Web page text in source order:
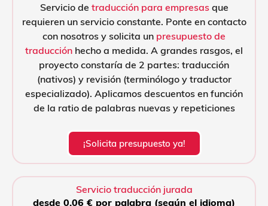
Servicio de traducción para empresasque
requieren un servicio constante. Ponte en contacto
con nosotros y solicita un presupuesto de
traducción hecho a medida. A grandes rasgos, el
proyecto constaría de 2 partes: traducción
(nativos) y revisión (terminólogo y traductor
especializado). Aplicamos descuentos en función
de la ratio de palabras nuevas y repeticiones
¡Solicita presupuesto ya!
Servicio traducción jurada
desde 0,06 € por palabra (según el idioma)